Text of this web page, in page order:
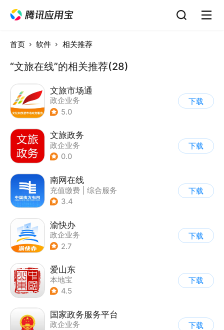
首页 软件 相关推荐
“文旅在线”的相关推荐(28)
文旅市场通
政企业务
5.0
下载
文旅政务
政企业务
0.0
下载
南网在线
充值缴费
综合服务
3.4
下载
渝快办
政企业务
2.7
下载
爱山东
本地宝
4.5
下载
国家政务服务平台
政企业务
下载